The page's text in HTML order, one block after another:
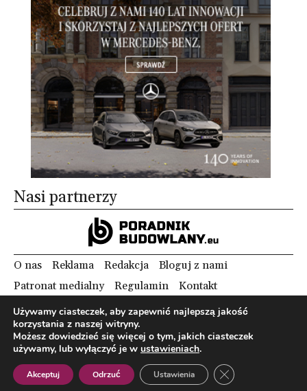
Nasi partnerzy
O nas Reklama Redakcja
Bloguj z nami
Patronat medialny
Regulamin Kontakt
Copyright 2012 Biznes i Styl. Wszystkie prawa zastrzeżone.
Polityka prywatności
Polityka cookies
Polish
Używamy ciasteczek, aby zapewnić najlepszą jakość
korzystania z naszej witryny.
Możesz dowiedzieć się więcej o tym, jakich ciasteczek
używamy, lub wyłączyć je w ustawieniach.
Akceptuj Odrzuć Ustawienia Zamknij panel